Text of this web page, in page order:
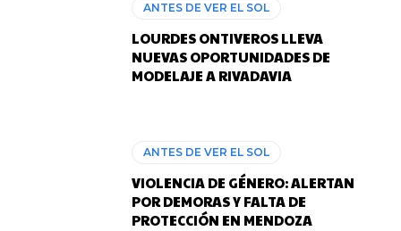
ANTES DE VER EL SOL
LOURDES ONTIVEROS LLEVA
NUEVAS OPORTUNIDADES DE
MODELAJE A RIVADAVIA
ANTES DE VER EL SOL
VIOLENCIA DE GÉNERO: ALERTAN
POR DEMORAS Y FALTA DE
PROTECCIÓN EN MENDOZA